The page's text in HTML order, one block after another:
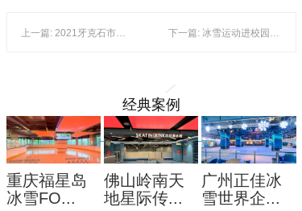
上一篇: 2021牙克石市首届全民健身冬季运动会正式启动 下一篇: 冰雪运动进校园仍须“破冰”
经典案例
重庆福星岛
冰雪FO...
佛山岭南天
地星际传...
广州正佳冰
雪世界企...